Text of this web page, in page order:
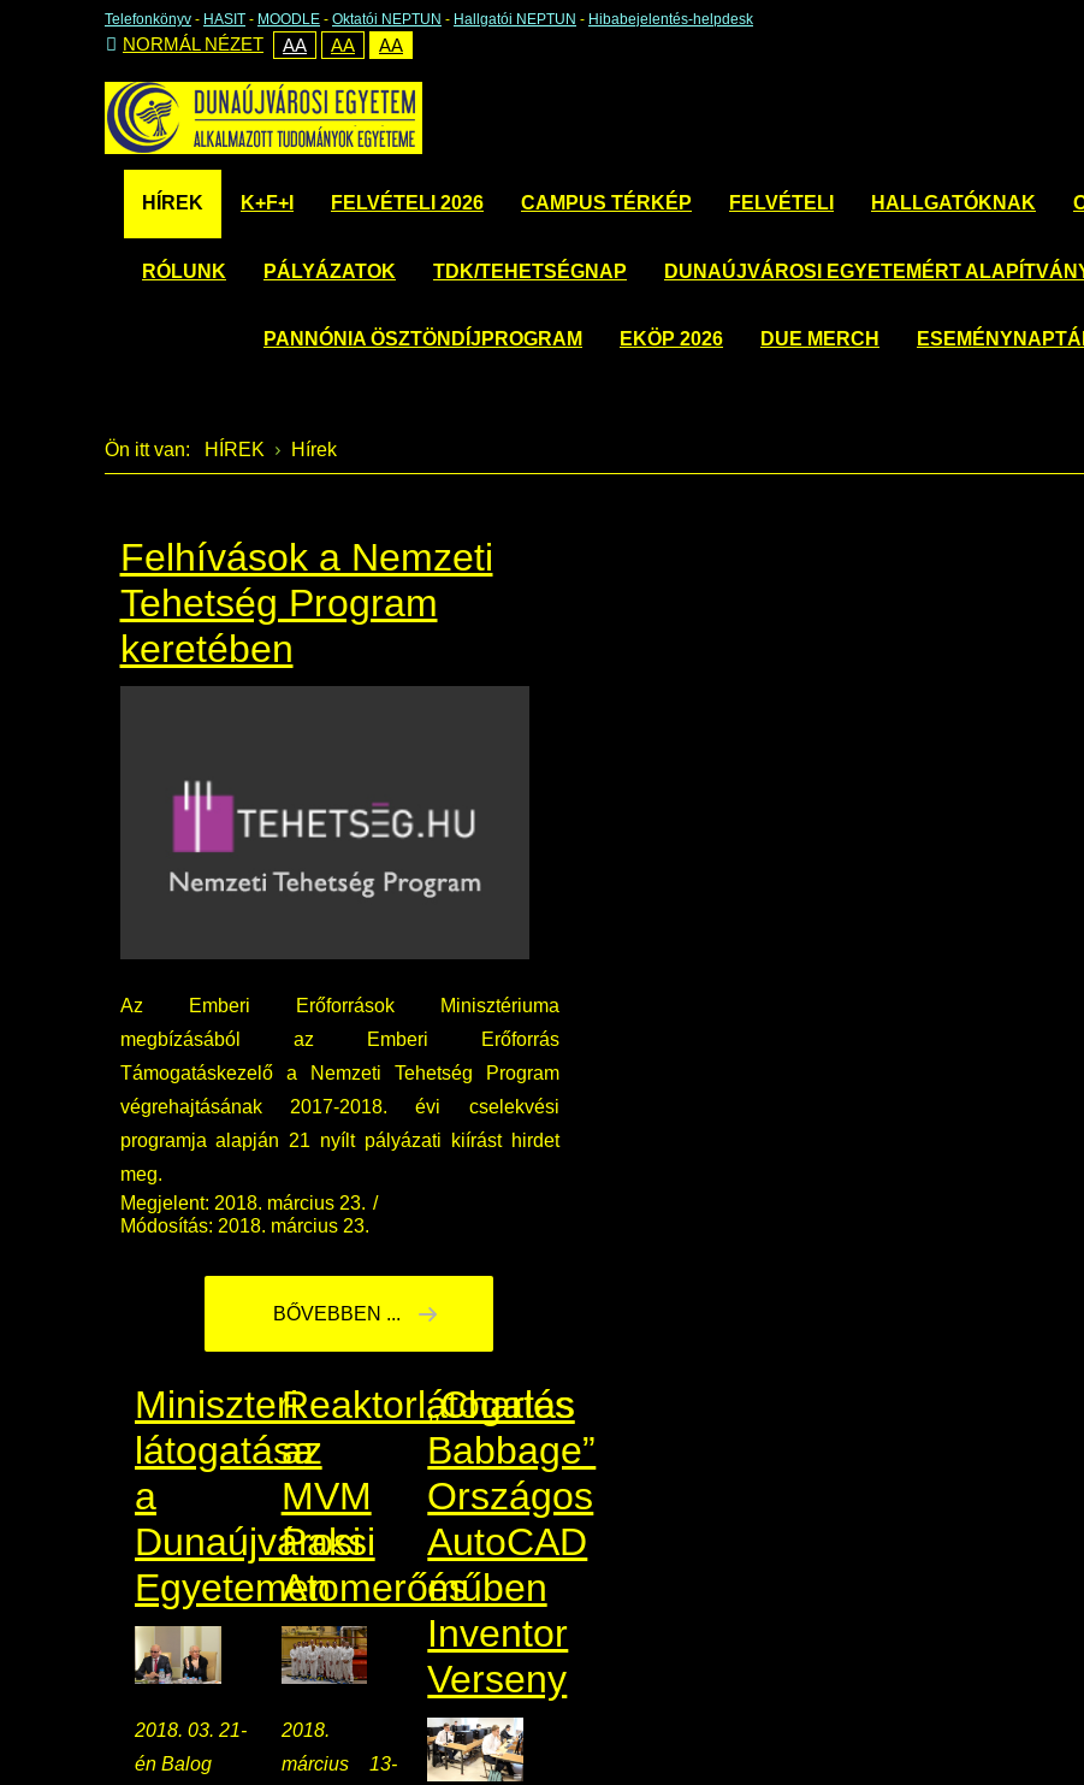
Telefonkönyv - HASIT - MOODLE - Oktatói NEPTUN - Hallgatói NEPTUN - Hibabejelentés-helpdesk
NORMÁL NÉZET AA AA AA
HÍREK K+F+I FELVÉTELI 2026 CAMPUS TÉRKÉP FELVÉTELI HALLGATÓKNAK
RÓLUNK PÁLYÁZATOK TDK/TEHETSÉGNAP DUNAÚJVÁROSI EGYETEMÉRT
PANNÓNIA ÖSZTÖNDÍJPROGRAM EKÖP 2026 DUE MERCH
Ön itt van: HÍREK Hírek
Felhívások a Nemzeti
Tehetség Program
keretében
Az Emberi Erőforrások Minisztériuma
megbízásából az Emberi Erőforrás
Támogatáskezelő a Nemzeti Tehetség Program
végrehajtásának 2017-2018. évi cselekvési
programja alapján 21 nyílt pályázati kiírást hirdet
meg.
Megjelent: 2018. március 23.
Módosítás: 2018. március 23.
BŐVEBBEN ...
Miniszteri
látogatása
a
Dunaújvárosi
Egyetemen
2018. 03. 21-
én Balog
Reaktorlátogatás
az
MVM
Paksi
Atomerőműben
2018.
március 13-
„Charles
Babbage”
Országos
AutoCAD
és
Inventor
Verseny